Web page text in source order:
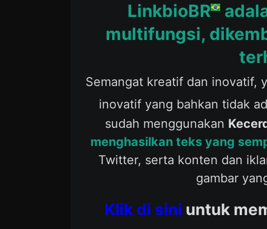
LinkbioBR
multifungsi,
Semangat kreatif dan inovatif,
inovatif yang bahkan tidak
sudah menggunakan
menghasilkan teks yang
Twitter, serta konten dan
gambar
Klik di sini untuk